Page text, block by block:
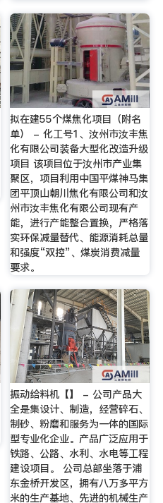
拟在建55个煤焦化项目（附名
单） - 化工号1、汝州市汝丰焦
化有限公司装备大型化改造升级
项目 该项目位于汝州市产业集
聚区，项目利用中国平煤神马集
团平顶山朝川焦化有限公司和汝
州市汝丰焦化有限公司现有产
能，进行产能整合置换，严格落
实环保减量替代、能源消耗总量
和强度“双控”、煤炭消费减量
要求。
振动给料机【】 - 公司产品大
全是集设计、制造，经营碎石、
制砂、粉磨和服务为一体的国际
型专业化企业。产品广泛应用于
铁路、公路、水利、水电等工程
建设项目。 公司总部坐落于浦
东金桥开发区，拥有八万多平方
米的生产基地、先进的机械生产